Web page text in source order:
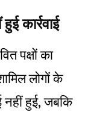
कार्रवाई
पक्षों का
लोगों के
नहीं हुई, जबकि